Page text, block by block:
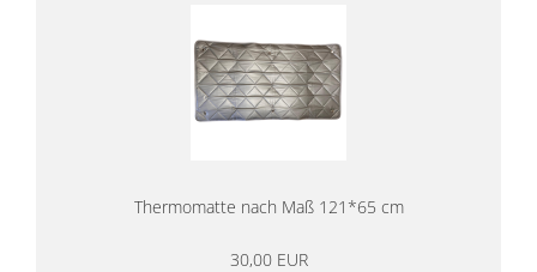
Thermomatte nach Maß 121*65 cm
30,00 EUR